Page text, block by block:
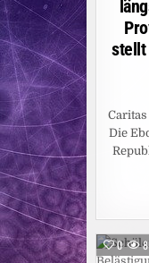
stellt
Die
0 8